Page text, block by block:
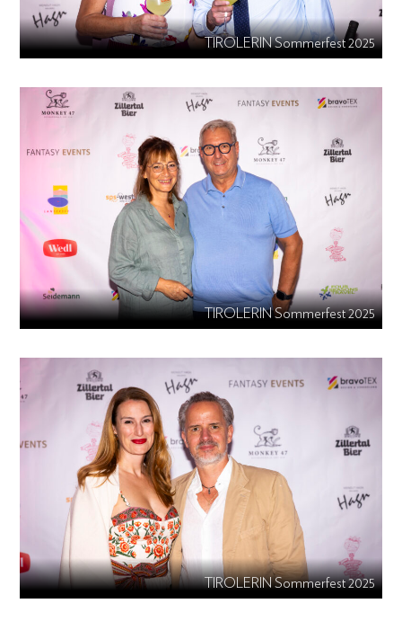
TIROLERIN Sommerfest 2025
TIROLERIN Sommerfest 2025
TIROLERIN Sommerfest 2025